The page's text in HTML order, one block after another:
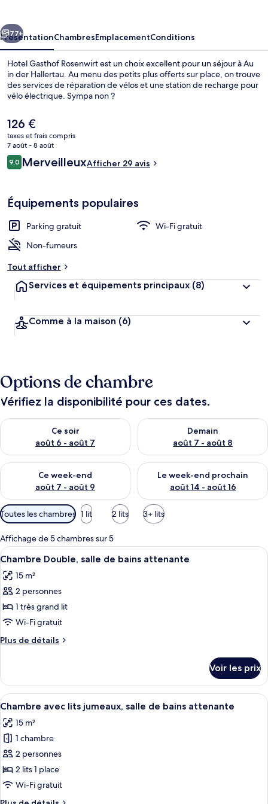
Petit déjeuner servi en supplément
Suivant
77+
PrésentationChambresEmplacementConditions
Hotel Gasthof Rosenwirt est un choix excellent pour un séjour à Au
in der Hallertau. Au menu des petits plus offerts sur place, on trouve
des services de réparation de vélos et une station de recharge pour
vélo électrique. Sympa non ?
Le
prix
actuel
est
de
126 €
taxes et frais compris
7 août - 8 août
Avis
voyageurs
9,09,0 sur 10
MerveilleuxAfficher 29 avis
Équipements populaires
Parking gratuit
Wi-Fi gratuit
Non-fumeurs
Tout afficher
Services et équipements principaux (8)
Comme à la maison (6)
Options de chambre
Vérifiez la disponibilité pour ces dates.
Ce soir
août 6 - août 7
Vérifier la disponibilité pour ce soir août 6 - août 7
Demain
août 7 - août 8
Vérifier la disponibilité pour
Ce week-end
août 7 - août 9
Vérifier la disponibilité pour ce week-end août 7 - août 9
Le week-end prochain
août 14 - août 16
Vérifier la disponibilité pour
Filtres
disponibles
pour
les
chambres
Toutes les chambres 1 lit 2 lits 3+ lits
Affichage de 5 chambres sur 5
Afficher
toutes
les
photos
pour
ce
type
de
Chambre
Double,
salle
de
bains
attenante
Un lit bien fait, avec une tête de lit
22
Chambre Double, salle de bains attenante
15 m²
2 personnes
1 très grand lit
Wi-Fi gratuit
Plus de détails
Plus
le
type
de
Chambre
Double,
salle
de
bains
attenante
Voir les prix
Afficher
toutes
les
photos
pour
ce
type
Une chambre à coucher avec un lit
26
Chambre avec lits jumeaux, salle de bains attenante
15 m²
1 chambre
2 personnes
2 lits 1 place
Wi-Fi gratuit